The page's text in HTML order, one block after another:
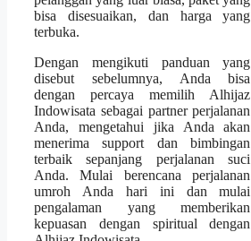
bisa disesuaikan, dan harga yang
terbuka.
Dengan mengikuti panduan yang
disebut sebelumnya, Anda bisa
dengan percaya memilih Alhijaz
Indowisata sebagai partner perjalanan
Anda, mengetahui jika Anda akan
menerima support dan bimbingan
terbaik sepanjang perjalanan suci
Anda. Mulai berencana perjalanan
umroh Anda hari ini dan mulai
pengalaman yang memberikan
kepuasan dengan spiritual dengan